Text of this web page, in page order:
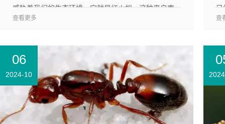
威胁着我们的生态环境，它就是红火蚁。这种来自南
美洲的外来物种在中国南方地区迅速扩散，已经成为
查看更多
已
击
查
06
2024-10